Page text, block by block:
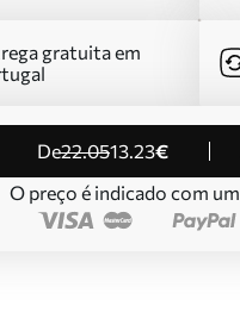
gratuita em
de22.0513.23€
O preço é indicado com um